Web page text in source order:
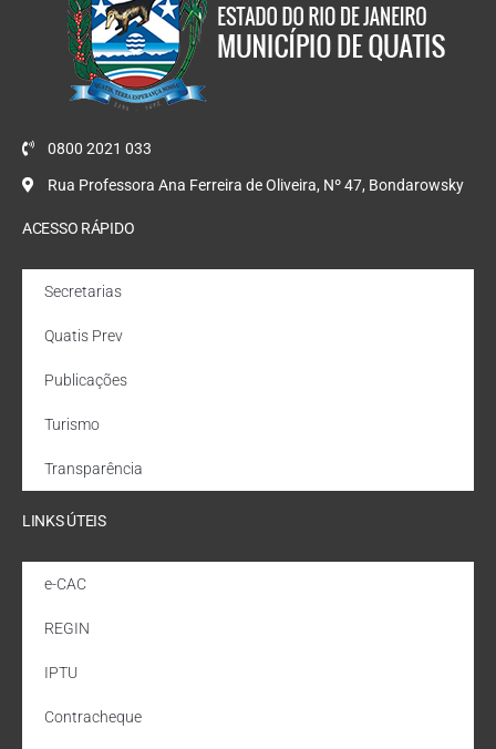
0800 2021 033
Rua Professora Ana Ferreira de Oliveira, Nº 47, Bondarowsky
ACESSO RÁPIDO
Secretarias
Quatis Prev
Publicações
Turismo
Transparência
LINKS ÚTEIS
e-CAC
REGIN
IPTU
Contracheque